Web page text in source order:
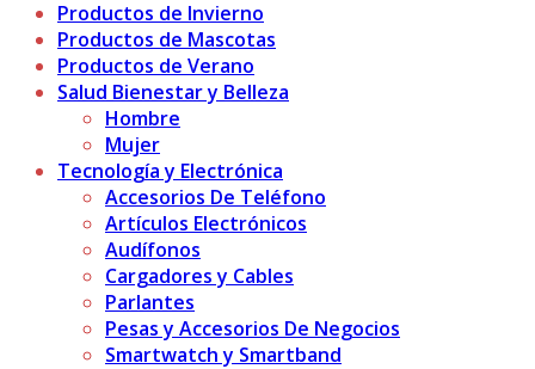
Productos de Invierno
Productos de Mascotas
Productos de Verano
Salud Bienestar y Belleza
Hombre
Mujer
Tecnología y Electrónica
Accesorios De Teléfono
Artículos Electrónicos
Audífonos
Cargadores y Cables
Parlantes
Pesas y Accesorios De Negocios
Smartwatch y Smartband